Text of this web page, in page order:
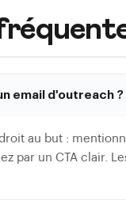
email d'outreach ?
au but :
par un CTA clair.